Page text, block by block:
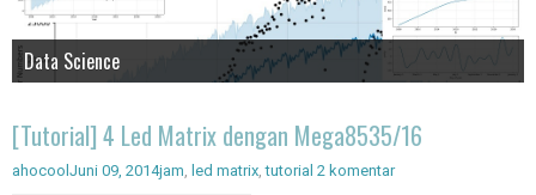
IC Timer 555 yang Multifungsi
Data Science
JAM DIGITAL 6 DIGIT TANPA MICRO FULL CMOS
Node Red - Kontrol Industri 4.0
[Tutorial] 4 Led Matrix dengan Mega8535/16
ahocool Juni 09, 2014jam, led matrix,tutorial 2 komentar